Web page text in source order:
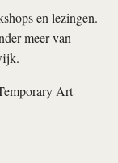
en lezingen.
meer van
Art